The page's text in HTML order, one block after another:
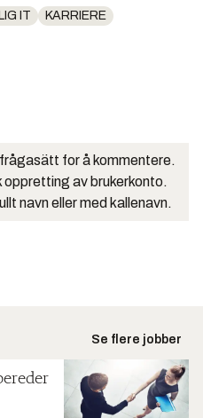
IT KARRIERE
for å kommentere.
av brukerkonto.
navn eller med kallenavn.
Se flere jobber